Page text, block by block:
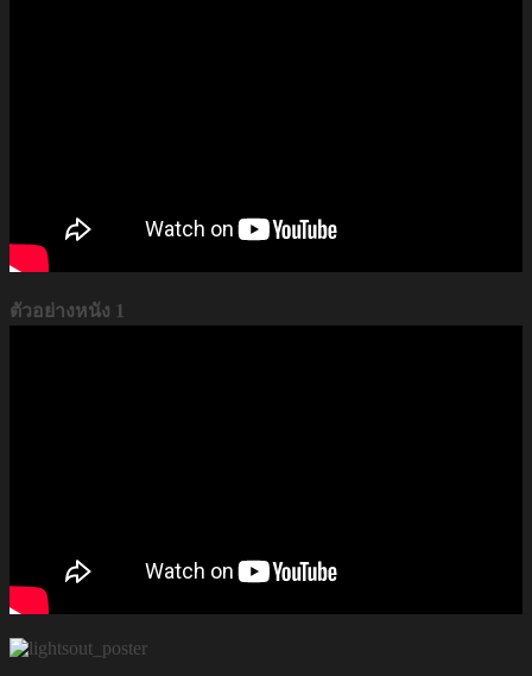
ตัวอย่างหนัง 1